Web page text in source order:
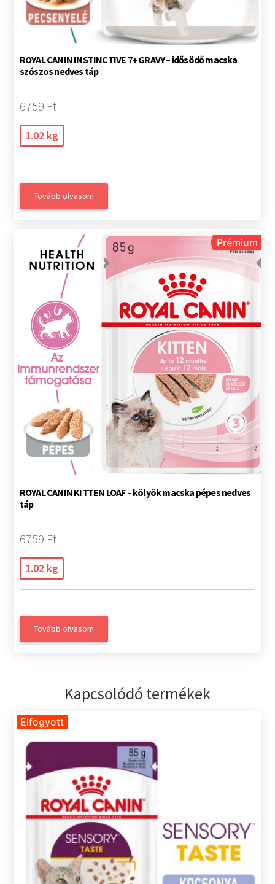
ROYAL CANIN INSTINCTIVE 7+ GRAVY – idősödő macska
szószos nedves táp
6759 Ft
1.02 kg
Tovább olvasom
Prémium
ROYAL CANIN KITTEN LOAF – kölyök macska pépes nedves
táp
6759 Ft
1.02 kg
Tovább olvasom
Kapcsolódó termékek
Elfogyott